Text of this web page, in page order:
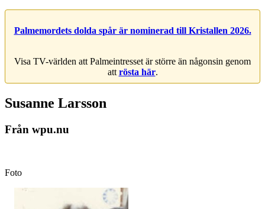
Palmemordets dolda spår är nominerad till Kristallen 2026.
Visa TV-världen att Palmeintresset är större än någonsin genom
att rösta här.
Susanne Larsson
Från wpu.nu
Foto